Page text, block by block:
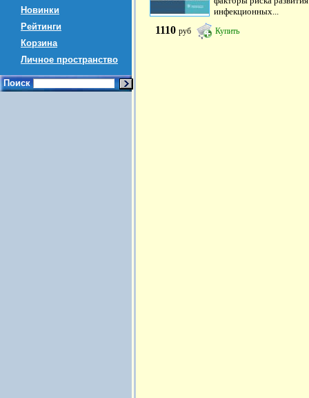
Новинки
Рейтинги
Корзина
Личное пространство
Поиск
инфекционных...
1110 руб Купить